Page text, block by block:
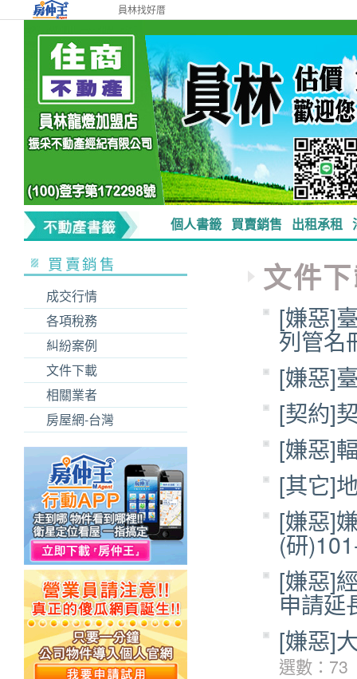
員林找好厝
個人書籤 買賣銷售 出租承租
買賣銷售
成交行情
各項稅務
糾紛案例
文件下載
相關業者
房屋網-台灣
文件
[嫌惡]
列管
[嫌惡]
[契約]
[嫌惡]
[其它]
[嫌惡]
(研
[嫌惡]
申請
[嫌惡]
選數：73